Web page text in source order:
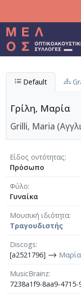
Default
Γρίλη, Μαρία
Grilli, Maria
Είδος οντότητας
Πρόσωπο
Φύλο
Γυναίκα
Μουσική ιδιότητα
Τραγουδιστής
Discogs
[a2521796] ⟶
MusicBrainz
7238a1f9-8aa9-